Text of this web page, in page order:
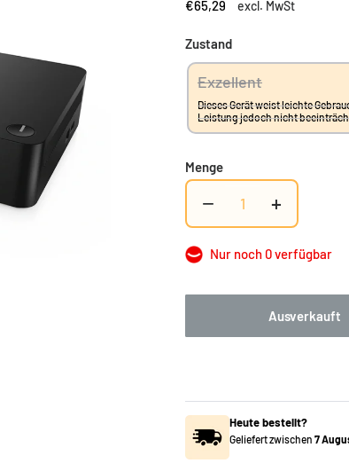
€65,29 excl. MwSt
Zustand
Exzellent
Dieses Gerät weist leichte
Leistung jedoch nicht
Menge
− +
Nur noch 0 verfügbar
Ausverkauft
Heute bestellt?
Geliefert zwischen 7